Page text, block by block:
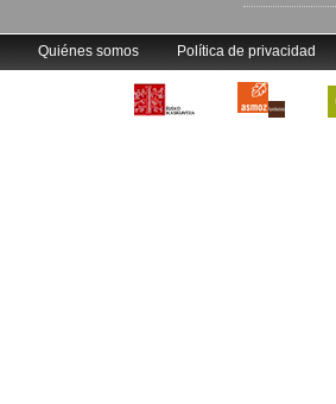
Quiénes somos Política de privacidad